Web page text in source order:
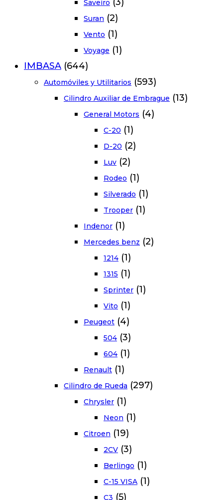
Saveiro
Suran (2)
Vento (1)
Voyage (1)
IMBASA (644)
Automóviles y Utilitarios (593)
Cilindro Auxiliar de Embrague (13)
General Motors (4)
C-20 (1)
D-20 (2)
Luv (2)
Rodeo (1)
Silverado (1)
Trooper (1)
Indenor (1)
Mercedes benz (2)
1214 (1)
1315 (1)
Sprinter (1)
Vito (1)
Peugeot (4)
504 (3)
604 (1)
Renault (1)
Cilindro de Rueda (297)
Chrysler (1)
Neon (1)
Citroen (19)
2CV (3)
Berlingo (1)
C-15 VISA (1)
C3 (5)